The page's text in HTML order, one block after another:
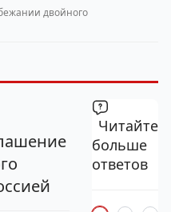
двойного
Читайте
больше
ответов